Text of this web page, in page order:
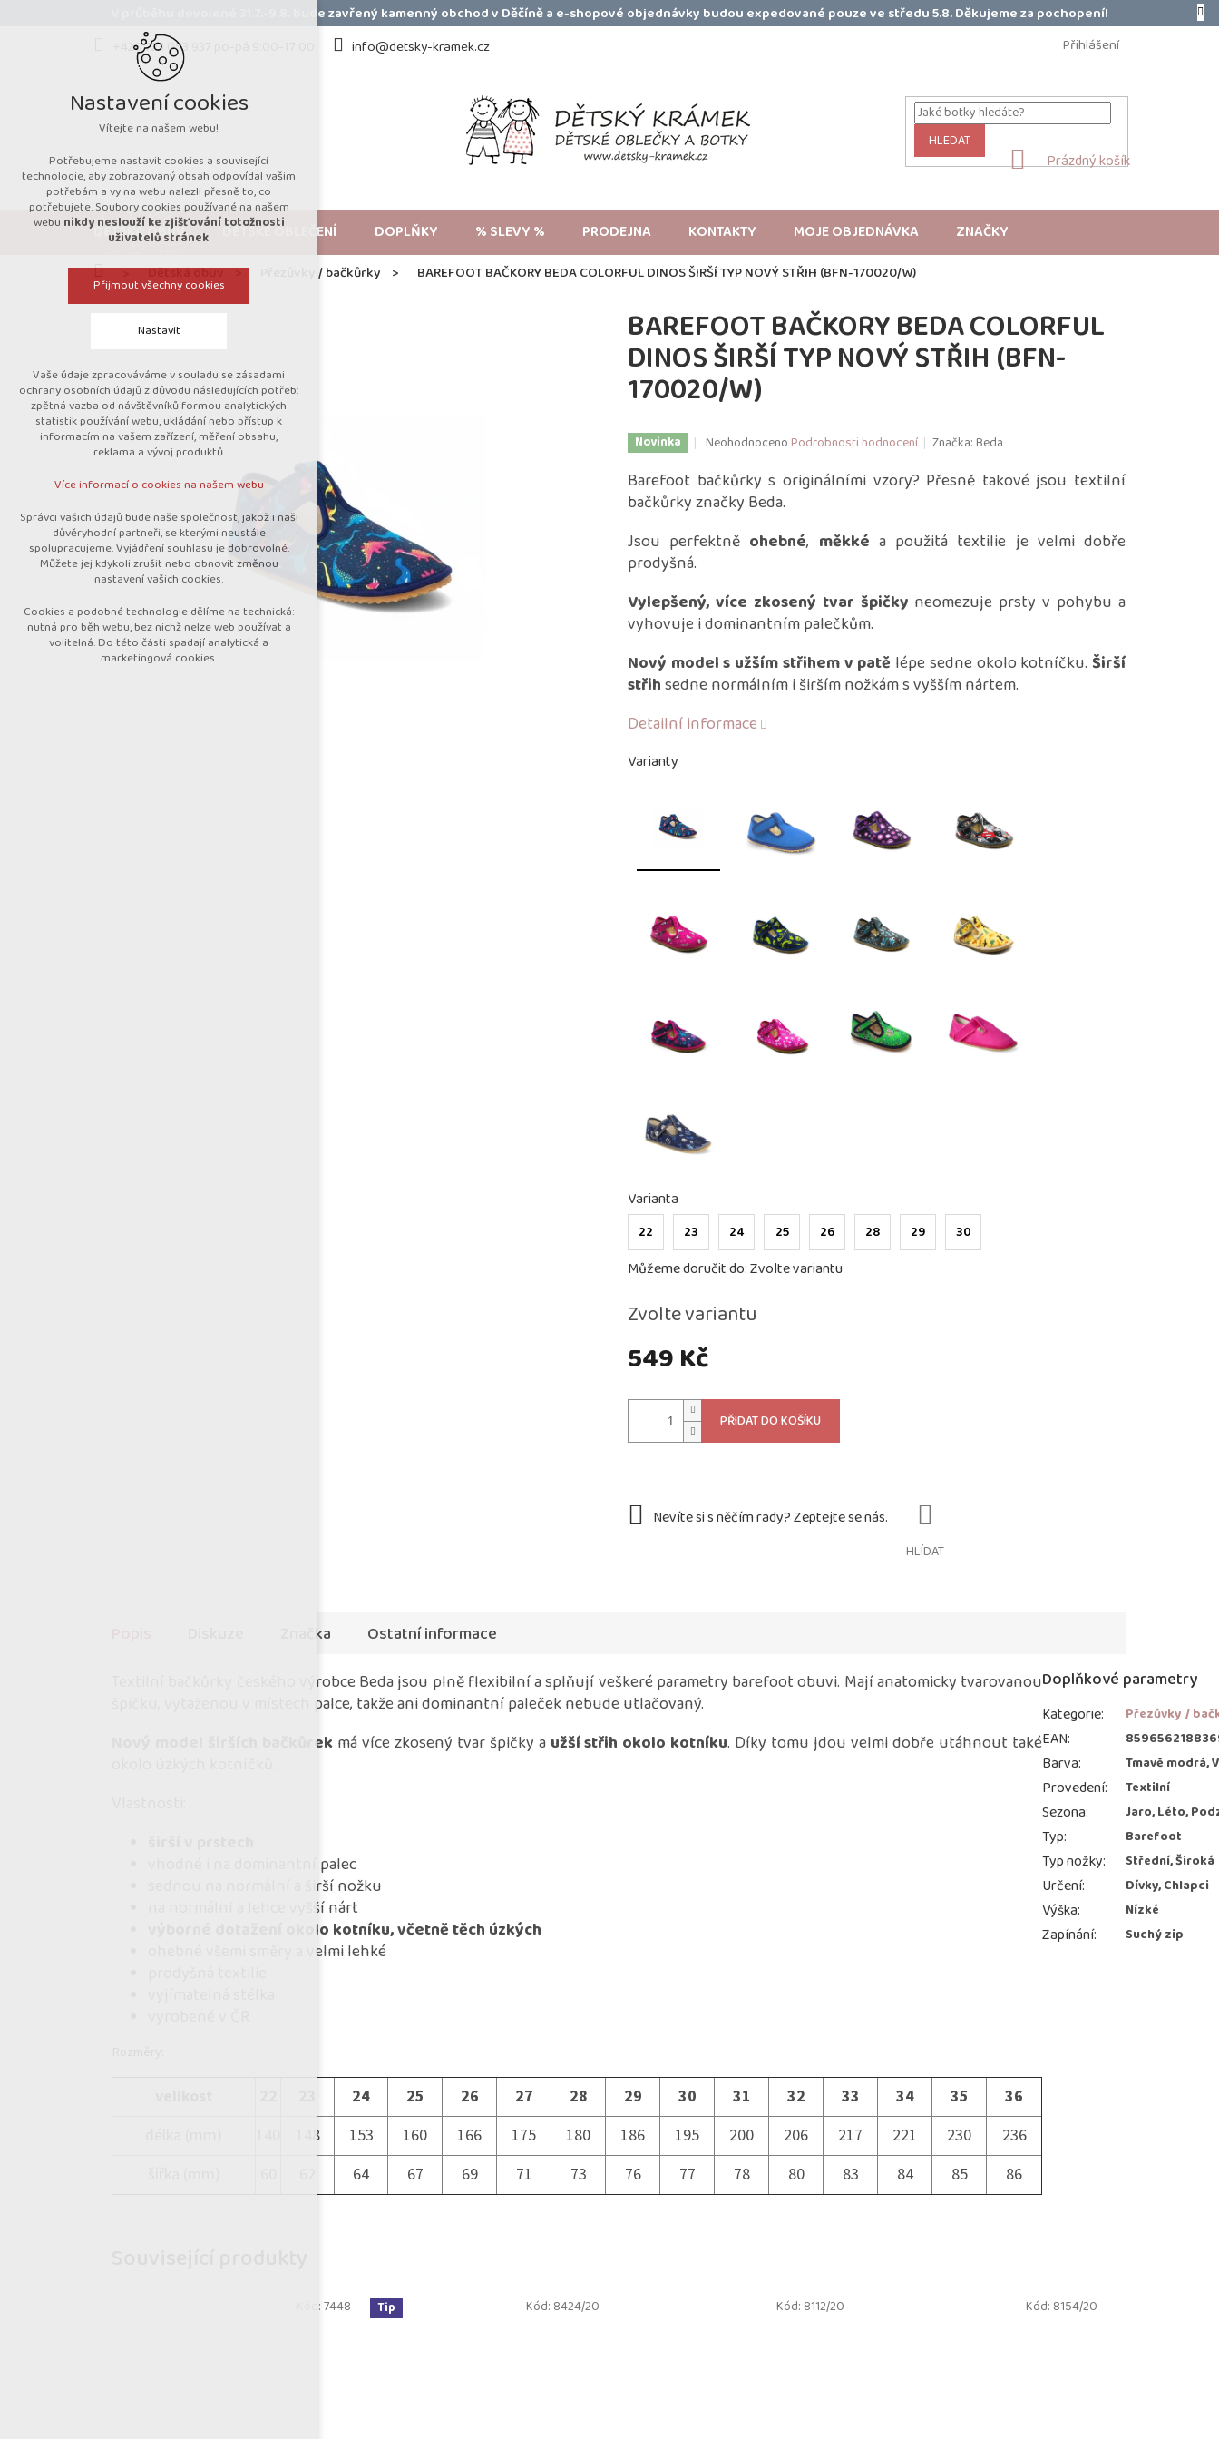
V průběhu dovolené 31.7.-9.8. bude zavřený kamenný obchod v Děčíně a e-shopové objednávky budou expedované pouze ve středu 5.8. Děkujeme za pochopení!
+420 723 053 937 po-pá 9:00-17:00
info@detsky-kramek.cz Přihlášení
HLEDAT
NÁKUPNÍ
Prázdný košík
DĚTSKÁ OBUV DĚTSKÉ OBLEČENÍ DOPLŇKY % SLEVY % PRODEJNA KONTAKTY MOJE OBJEDNÁVKA ZNAČKY
DomůDětská obuv Přezůvky / bačkůrky BAREFOOT BAČKORY BEDA COLORFUL DINOS ŠIRŠÍ TYP NOVÝ STŘIH (BFN-170020/W)
BAREFOOT BAČKORY BEDA COLORFUL
DINOS ŠIRŠÍ TYP NOVÝ STŘIH (BFN-
170020/W)
Novinka
Průměrné
produktu
0,0
5
NeohodnocenoPodrobnosti hodnocení Značka: Beda
549 Kč
cena:
Zvolte variantu
Varianty
Varianta
22 23 24 25 26 28 29 30
Můžeme doručit do:Zvolte variantu
PŘIDAT DO KOŠÍKU
Barefoot bačkůrky s originálními vzory? Přesně takové jsou textilní
bačkůrky značky Beda.
Jsou perfektně ohebné, měkké a použitá textilie je velmi dobře
prodyšná.
Vylepšený, více zkosený tvar špičky neomezuje prsty v pohybu a
vyhovuje i dominantním palečkům.
Nový model s užším střihem v patě lépe sedne okolo kotníčku. Širší
střihsedne normálním i širším nožkám s vyšším nártem.
Detailní informace
HLÍDAT
Kód:7448 Tip Kód: 8424/20 Kód: 8112/20- Kód: 8154/20
Značka
Ostatní informace
Textilní bačkůrky českého výrobce Beda jsou plně flexibilní a splňují veškeré parametry barefoot obuvi. Mají anatomicky tvarovanou
špičku, vytaženou v místech palce, takže ani dominantní paleček nebude utlačovaný.
Nový model širších bačkůrekmá více zkosený tvar špičky a užší střih okolo kotníku. Díky tomu jdou velmi dobře utáhnout také
vhodné i na dominantní palec
sednou na normální a širší nožku
na normální a lehce vyšší nárt
výborné dotažení okolo kotníku, včetně těch úzkých
ohebné všemi směry a velmi lehké
24 25 26 27 28 29 30 31 32 33 34 35
36
148 153 160 166 175 180 186 195 200 206 217 221 230
236
64 67 69 71 73 76 77 78 80 83 84 85 86
Doplňkové parametry
Kategorie: Přezůvky /
EAN:
Barva: Tmavě modrá,
Provedení: Textilní
Sezona: Jaro, Léto,
Typ: Barefoot
Typ nožky: Střední, Široká
Určení: Dívky, Chlapci
Výška: Nízké
Zapínání: Suchý zip
Nastavení cookies
Vítejte na našem webu!
Potřebujeme nastavit cookies a související
technologie, aby zobrazovaný obsah odpovídal vašim
potřebám a vy na webu nalezli přesně to, co
potřebujete. Soubory cookies používané na našem
webu nikdy neslouží ke zjišťování totožnosti
uživatelů stránek.
Přijmout všechny cookies
Nastavit
Technická cookies
nutná pro provozování webu
udržení kontextu stránek (session):
případná přihlášení, volby jazyka, apod.
návštěvnosti
marketingová cookies (Google)
Více informací o cookies na našem webu
Přijmout všechny cookies
Odmítnout vše
Vaše údaje zpracováváme v souladu se zásadami
ochrany osobních údajů z důvodu následujících potřeb:
zpětná vazba od návštěvníků formou analytických
statistik používání webu, ukládání nebo přístup k
informacím na vašem zařízení, měření obsahu,
reklama a vývoj produktů.
Více informací o cookies na našem webu
Správci vašich údajů bude naše společnost, jakož i naši
důvěryhodní partneři, se kterými neustále
spolupracujeme. Vyjádření souhlasu je dobrovolné.
Můžete jej kdykoli zrušit nebo obnovit změnou
nastavení vašich cookies.
Cookies a podobné technologie dělíme na technická:
nutná pro běh webu, bez nichž nelze web používat a
volitelná. Do této části spadají analytická a
marketingová cookies.